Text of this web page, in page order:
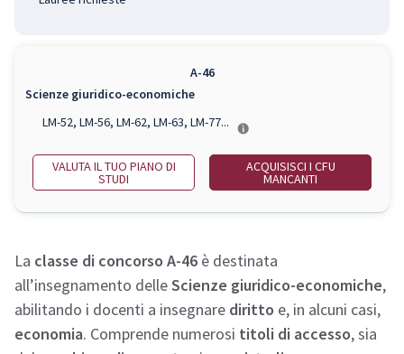
A-46
Scienze giuridico-economiche
LM-52, LM-56, LM-62, LM-63, LM-77...
VALUTA IL TUO PIANO DI
STUDI
ACQUISISCI I CFU
MANCANTI
La classe di concorso A-46 è destinata
all’insegnamento delleScienze giuridico-economiche,
abilitando i docenti a insegnare diritto e, in alcuni casi,
economia. Comprende numerosi titoli di accesso, sia